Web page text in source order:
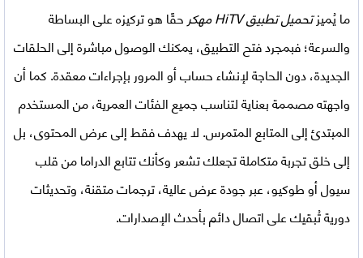
ما يُميزتحميل تطبيق HiTV مهكر
حقًا هو تركيزه على البساطة
والسرعة؛ فبمجرد فتح التطبيق، يمكنك الوصول مباشرة إلى الحلقات
الجديدة، دون الحاجة لإنشاء حساب أو المرور بإجراءات معقدة. كما أن
واجهته مصممة بعناية لتناسب جميع الفئات العمرية، من المستخدم
المبتدئ إلى المتابع المتمرس. لا يهدف فقط إلى عرض المحتوى، بل
إلى خلق تجربة متكاملة تجعلك تشعر وكأنك تتابع الدراما من قلب
سيول أو طوكيو، عبر جودة عرض عالية، ترجمات متقنة، وتحديثات
دورية تُبقيك على اتصال دائم بأحدث الإصدارات.